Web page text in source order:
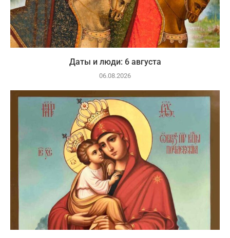
Даты и люди: 6 августа
06.08.2026